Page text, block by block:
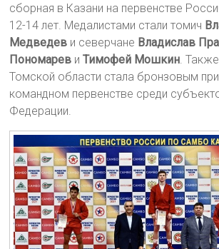
сборная в Казани на первенстве
12-14 лет. Медалистами стали томич
Медведев и северчане Владислав
Пономарев иТимофей Мошкин .
Томской области стала бронзовым
командном первенстве среди
Федерации.